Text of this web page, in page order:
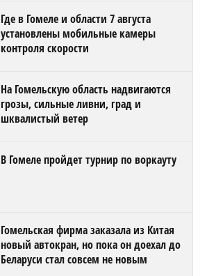
Где в Гомеле и области 7 августа
установлены мобильные камеры
контроля скорости
На Гомельскую область надвигаются
грозы, сильные ливни, град и
шквалистый ветер
В Гомеле пройдет турнир по воркауту
Гомельская фирма заказала из Китая
новый автокран, но пока он доехал до
Беларуси стал совсем не новым